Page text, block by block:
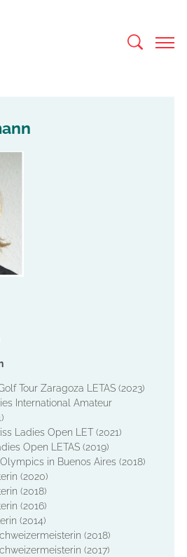
Tour Zaragoza LETAS (2023)
International Amateur
Ladies Open LET (2021)
Open LETAS (2019)
in Buenos Aires (2018)
(2020)
(2018)
(2016)
(2014)
(2018)
(2017)